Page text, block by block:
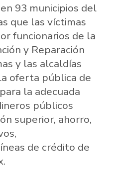
93 municipios del
que las víctimas
funcionarios de la
y Reparación
y las alcaldías
oferta pública de
la adecuada
públicos
superior, ahorro,
de crédito de